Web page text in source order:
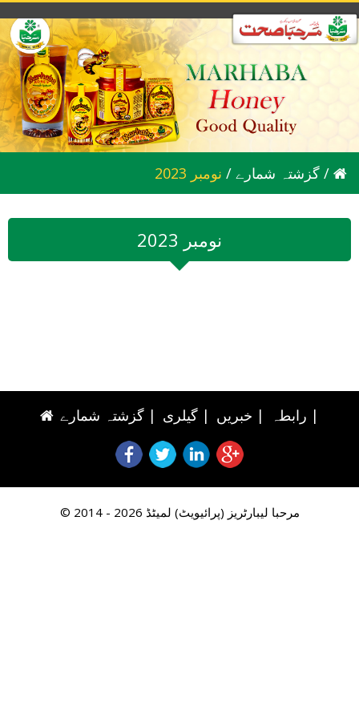
/
/ گزشتہ شمارے 2023 نومبر
2023 نومبر
گزشتہ شمارے | گیلری | خبریں | رابطہ |
© 2014 - 2026 مرحبا لیبارٹریز (پرائیویٹ) لمیٹڈ